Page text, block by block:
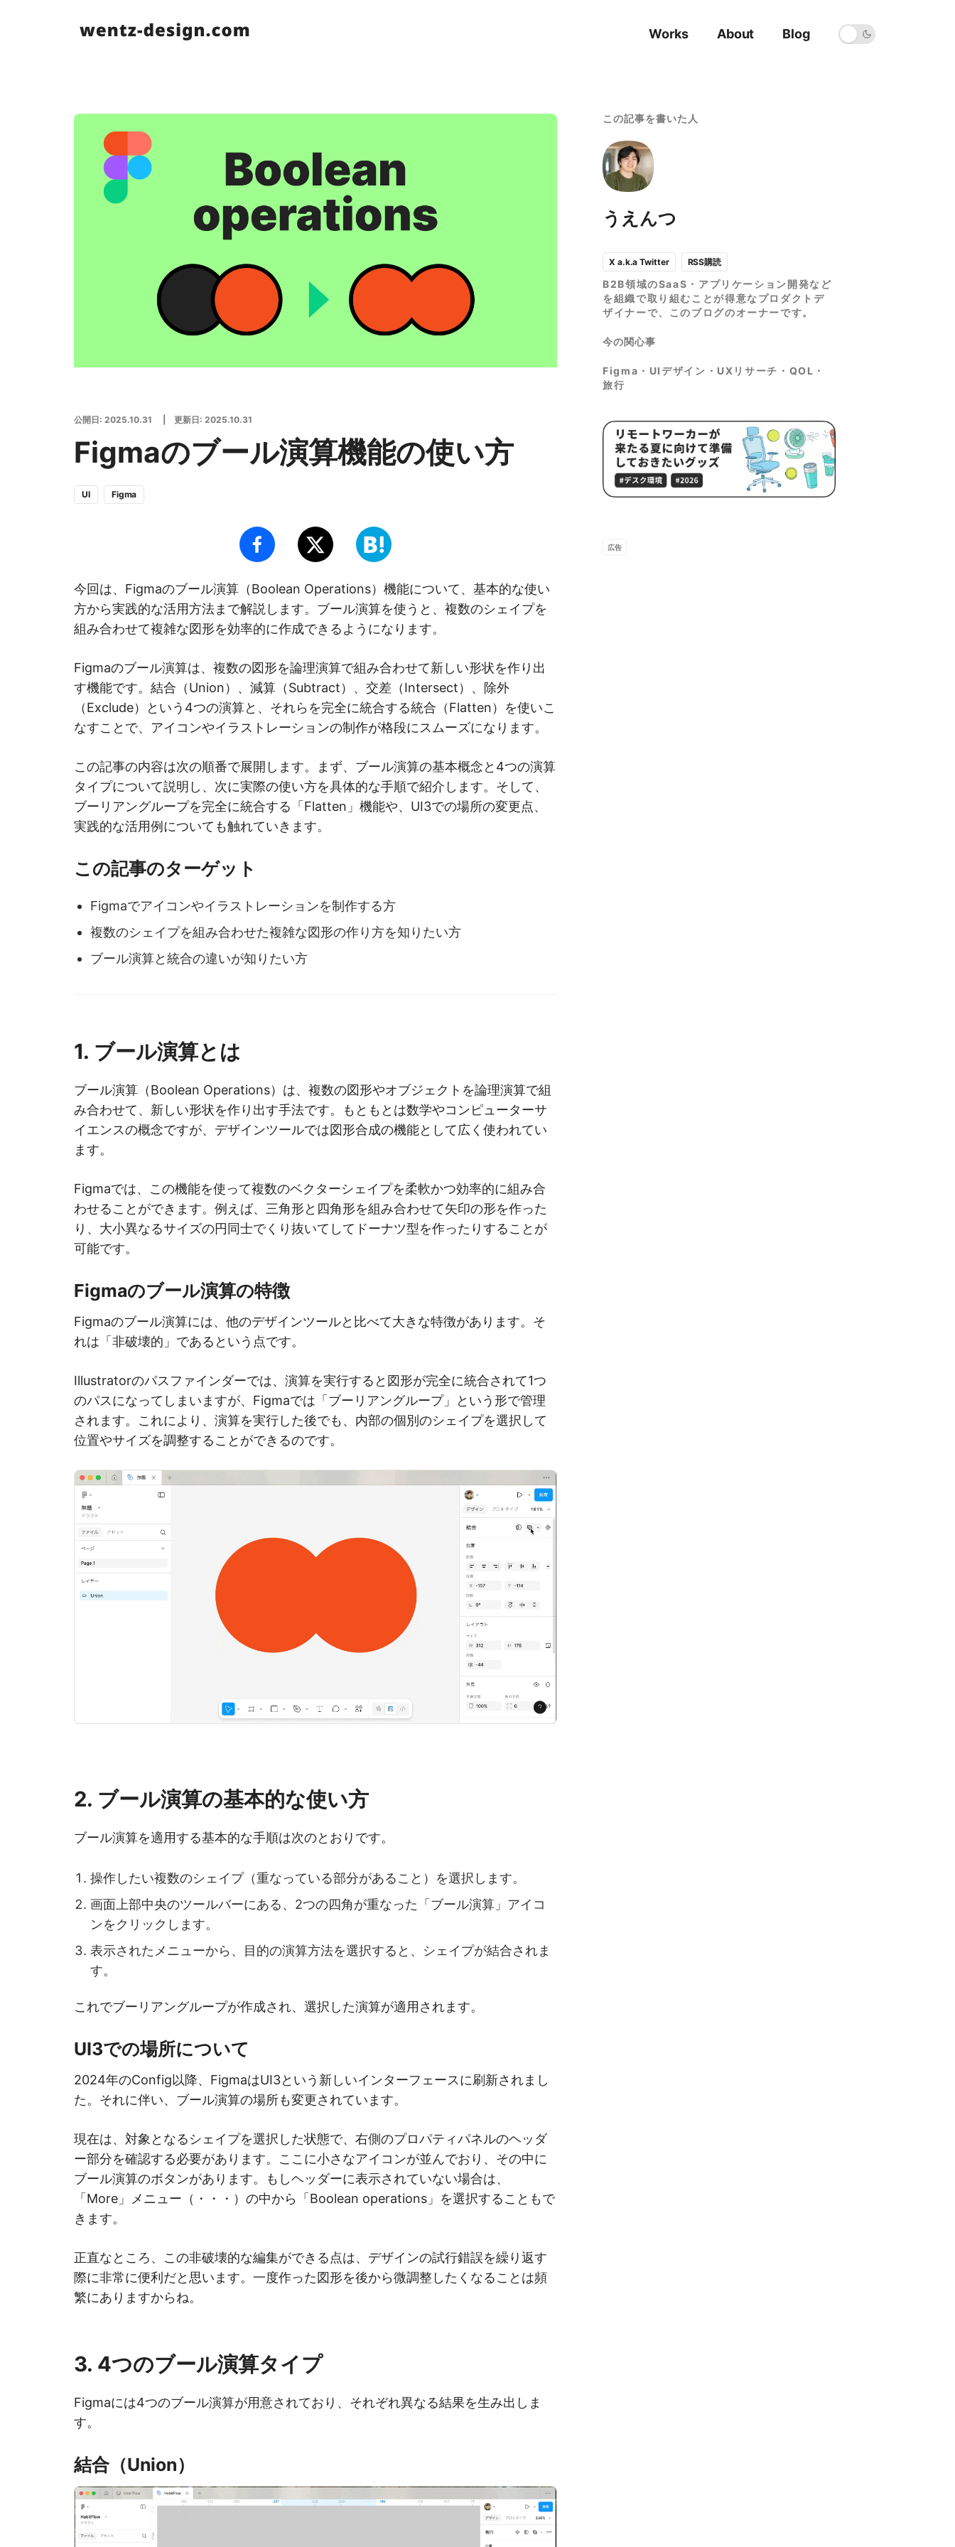
Works About Blog
公開日: 2025.10.31 | 更新日: 2025.10.31
Figmaのブール演算機能の使い方
UI Figma
今回は、Figmaのブール演算（Boolean Operations）機能について、基本的な使い
方から実践的な活用方法まで解説します。ブール演算を使うと、複数のシェイプを
組み合わせて複雑な図形を効率的に作成できるようになります。
Figmaのブール演算は、複数の図形を論理演算で組み合わせて新しい形状を作り出
す機能です。結合（Union）、減算（Subtract）、交差（Intersect）、除外
（Exclude）という4つの演算と、それらを完全に統合する統合（Flatten）を使いこ
なすことで、アイコンやイラストレーションの制作が格段にスムーズになります。
この記事の内容は次の順番で展開します。まず、ブール演算の基本概念と4つの演算
タイプについて説明し、次に実際の使い方を具体的な手順で紹介します。そして、
ブーリアングループを完全に統合する「Flatten」機能や、UI3での場所の変更点、
実践的な活用例についても触れていきます。
この記事のターゲット
Figmaでアイコンやイラストレーションを制作する方
複数のシェイプを組み合わせた複雑な図形の作り方を知りたい方
ブール演算と統合の違いが知りたい方
1. ブール演算とは
ブール演算（Boolean Operations）は、複数の図形やオブジェクトを論理演算で組
み合わせて、新しい形状を作り出す手法です。もともとは数学やコンピューターサ
イエンスの概念ですが、デザインツールでは図形合成の機能として広く使われてい
ます。
Figmaでは、この機能を使って複数のベクターシェイプを柔軟かつ効率的に組み合
わせることができます。例えば、三角形と四角形を組み合わせて矢印の形を作った
り、大小異なるサイズの円同士でくり抜いてしてドーナツ型を作ったりすることが
可能です。
Figmaのブール演算の特徴
Figmaのブール演算には、他のデザインツールと比べて大きな特徴があります。そ
れは「非破壊的」であるという点です。
Illustratorのパスファインダーでは、演算を実行すると図形が完全に統合されて1つ
のパスになってしまいますが、Figmaでは「ブーリアングループ」という形で管理
されます。これにより、演算を実行した後でも、内部の個別のシェイプを選択して
位置やサイズを調整することができるのです。
2. ブール演算の基本的な使い方
ブール演算を適用する基本的な手順は次のとおりです。
操作したい複数のシェイプ（重なっている部分があること）を選択します。
画面上部中央のツールバーにある、2つの四角が重なった「ブール演算」アイコ
ンをクリックします。
表示されたメニューから、目的の演算方法を選択すると、シェイプが結合されま
す。
これでブーリアングループが作成され、選択した演算が適用されます。
UI3での場所について
2024年のConfig以降、FigmaはUI3という新しいインターフェースに刷新されまし
た。それに伴い、ブール演算の場所も変更されています。
現在は、対象となるシェイプを選択した状態で、右側のプロパティパネルのヘッダ
ー部分を確認する必要があります。ここに小さなアイコンが並んでおり、その中に
ブール演算のボタンがあります。もしヘッダーに表示されていない場合は、
「More」メニュー（・・・）の中から「Boolean operations」を選択することもで
きます。
正直なところ、この非破壊的な編集ができる点は、デザインの試行錯誤を繰り返す
際に非常に便利だと思います。一度作った図形を後から微調整したくなることは頻
繁にありますからね。
3. 4つのブール演算タイプ
Figmaには4つのブール演算が用意されており、それぞれ異なる結果を生み出しま
す。
結合（Union）
この記事を書いた人
うえんつ
X a.k.a Twitter RSS購読
B2B領域のSaaS・アプリケーション開発など
を組織で取り組むことが得意なプロダクトデ
ザイナーで、このブログのオーナーです。
今の関心事
Figma・UIデザイン・UXリサーチ・QOL・
旅行
広告